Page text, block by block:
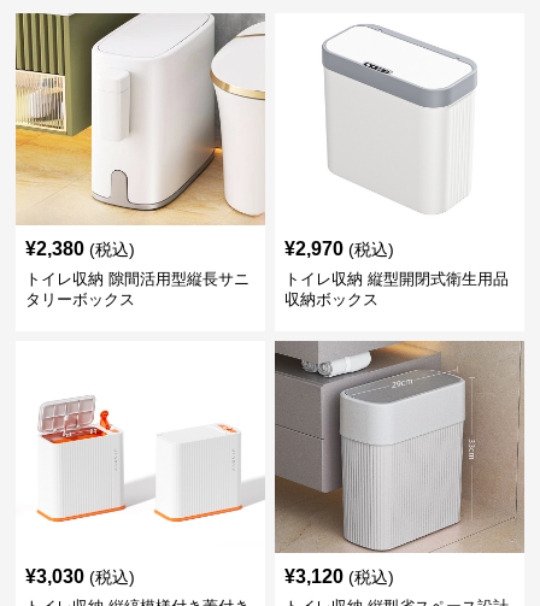
¥2,380 (税込)
トイレ収納 隙間活用型縦長サニ
タリーボックス
¥2,970 (税込)
トイレ収納 縦型開閉式衛生用品
収納ボックス
¥3,030 (税込) ¥3,120 (税込)